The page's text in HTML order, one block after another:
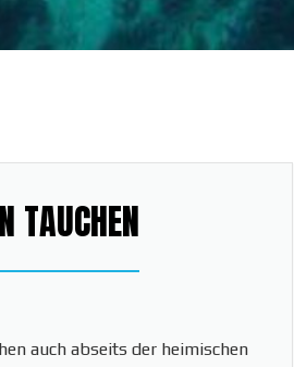
TAUCHEN
auch abseits der heimischen